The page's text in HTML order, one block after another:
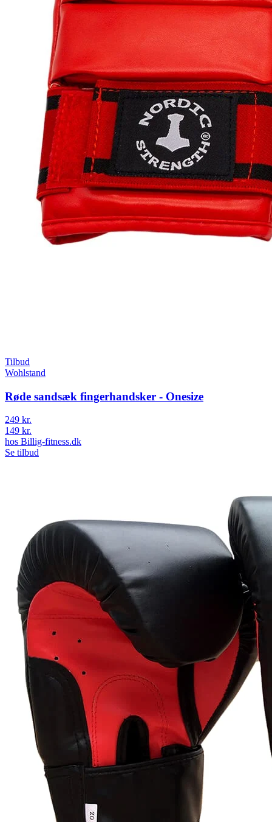
Tilbud
Wohlstand
Røde sandsæk fingerhandsker - Onesize
249 kr.
149 kr.
hos Billig-fitness.dk
Se tilbud